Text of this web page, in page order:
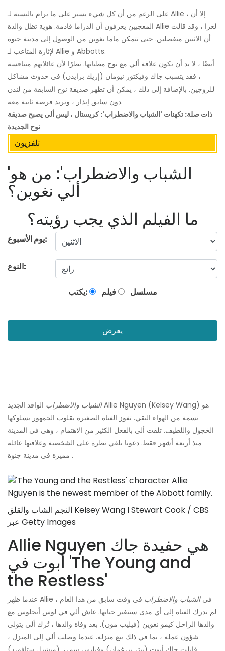
على الرغم من أن كل شيء يسير على ما يرام بالنسبة لـ Allie ، إلا أن
المعجبين يعرفون أن الدراما قادمة. هوية تظل والدة Allie لغزا ، وقد قالت
أن الاثنين منفصلين. حتى تتمكن ماما نغوين من الوصول إلى مدينة جنوة
لإثارة المتاعب لـ Allie و Abbotts.
أيضًا ، لا بد أن تكون علاقة ألي مع نوح مطباتها. نظرًا لأن عائلاتهم متنافسة
، فقد يتسبب جاك وفيكتور نيومان (إريك برايدن) في حدوث مشاكل
للزوجين. بالإضافة إلى ذلك ، يمكن أن تظهر صديقة نوح السابقة من لندن
دون سابق إنذار ، وتريد فرصة ثانية معه.
ذات صلة: تكهنات 'الشباب والاضطراب': كريستال ، ليس ألي يصبح صديقة
نوح الجديدة
تلفزيون
'الشباب والاضطراب': من هو
ألي نغوين؟
ما الفيلم الذي يجب رؤيته؟
يوم الأسبوع:
النوع:
يكتب: فيلم مسلسل
يعرض
الشباب والاضطراب الوافد الجديد Allie Nguyen (Kelsey Wang) هو
نسمة من الهواء النقي. تفوز الفتاة الصغيرة بقلوب الجمهور بسلوكها
الخجول واللطيف. تلفت ألي بالفعل الكثير من الاهتمام ، وهي في المدينة
منذ أربعة أشهر فقط. دعونا نلقي نظرة على الشخصية وعلاقتها عائلة
مميزة في مدينة جنوة .
النجم الشاب والقلق Kelsey Wang I Stewart Cook / CBS
عبر Getty Images
Allie Nguyen هي حفيدة جاك
أبوت في 'The Young and
the Restless'
عندما ظهر Allie فيالشباب والاضطراب في وقت سابق من هذا العام ،
لم تدرك الفتاة إلى أي مدى ستتغير حياتها. عاش ألي في لوس أنجلوس مع
والدها الراحل كيمو نغوين (فيليب مون). بعد وفاة والدها ، تُرك ألي يتولى
شؤون عمله ، بما في ذلك بيع منزله. عندما وصلت ألي إلى المنزل ،